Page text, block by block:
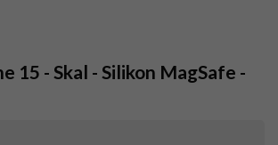
15 - Skal - Silikon MagSafe -